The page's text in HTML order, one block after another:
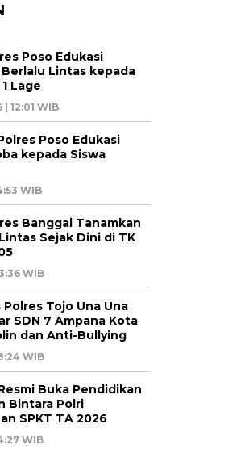
Poso Edukasi
Lintas kepada
Lage
12:01 WIB
Poso Edukasi
kepada Siswa
WIB
Banggai Tanamkan
Sejak Dini di TK
WIB
Polres Tojo Una Una
SDN 7 Ampana Kota
dan Anti-Bullying
WIB
Buka Pendidikan
Bintara Polri
SPKT TA 2026
WIB